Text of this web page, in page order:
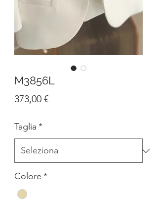
M3856L
373,00 €Prezzo
Taglia *
Colore *